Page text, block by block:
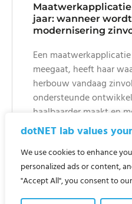
dotNET lab values
We use cookies to enhance
personalized ads or content,
"Accept All", you consent to
jaar: wanneer
modernisering
Een
meegaat, heeft haar
herbouw vandaag
ondersteunde
haalbaarder maakt en
security,
Read more